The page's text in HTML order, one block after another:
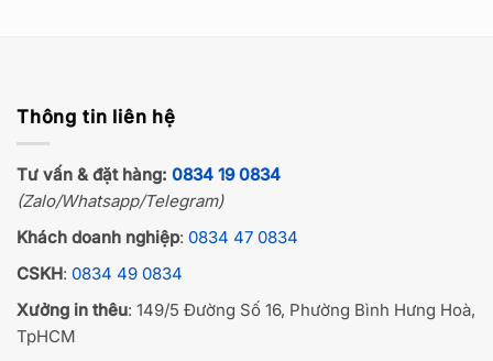
Thông tin liên hệ
Tư vấn & đặt hàng: 0834 19 0834
(Zalo/Whatsapp/Telegram)
Khách doanh nghiệp: 0834 47 0834
CSKH: 0834 49 0834
Xưởng in thêu: 149/5 Đường Số 16, Phường Bình Hưng Hoà,
TpHCM